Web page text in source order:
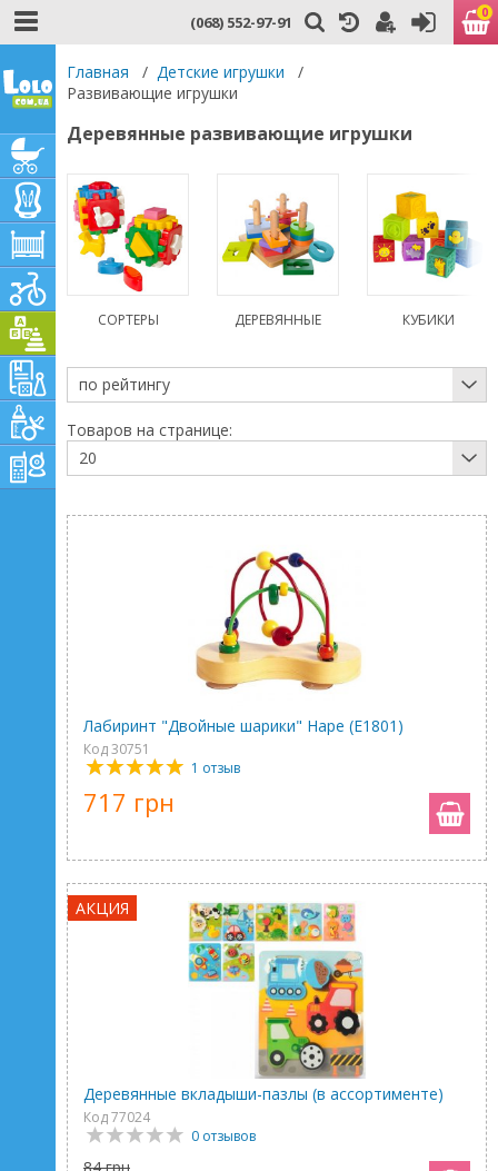
(068) 552-97-91 0
Главная / Детские игрушки
/
Развивающие игрушки
Деревянные развивающие игрушки
СОРТЕРЫ ДЕРЕВЯННЫЕ КУБИКИ
по рейтингу
Товаров на странице:
20
Лабиринт "Двойные шарики" Hape (E1801)
Код 30751
1 отзыв
717 грн
АКЦИЯ
Деревянные вкладыши-пазлы (в ассортименте)
Код 77024
0 отзывов